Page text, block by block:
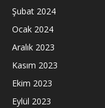
Şubat 2024
Ocak 2024
Aralık 2023
Kasım 2023
Ekim 2023
Eylül 2023